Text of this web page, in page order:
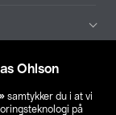
Ohlson
samtykker du i at vi
på